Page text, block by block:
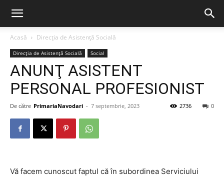
Acasă Direcția de Asistență Socială
Direcția de Asistență Socială Social
ANUNŢ ASISTENT
PERSONAL PROFESIONIST
De către PrimariaNavodari - 7 septembrie, 2023 0
2736
Vă facem cunoscut faptul că în subordinea Serviciului